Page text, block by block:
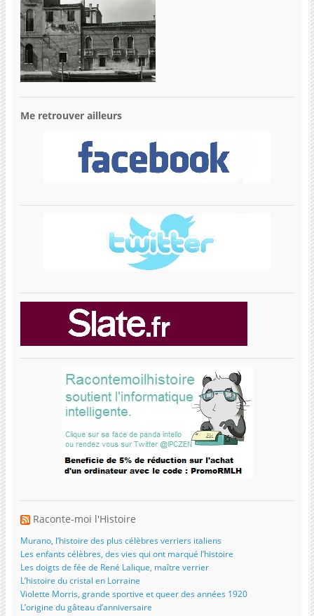
Me retrouver ailleurs
Raconte-moi l'Histoire
Murano, l’histoire des plus célèbres verriers italiens
Les enfants célèbres, des vies qui ont marqué l’histoire
Les doigts de fée de René Lalique, maître verrier
L’histoire du cristal en Lorraine
Violette Morris, grande sportive et queer des années 1920
L’origine du gâteau d’anniversaire